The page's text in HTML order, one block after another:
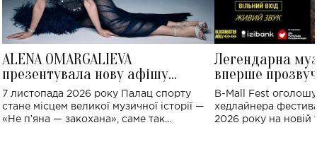
ALENA OMARGALIEVA
презентувала нову афішу
великого концерту в Палаці
спорту
7 листопада 2026 року Палац спорту
стане місцем великої музичної історії —
«Не пʼяна — закохана», саме так
Легендарна
вперше
Україні: де
B-Mall Fest
хедлайнера
2026 року на новій